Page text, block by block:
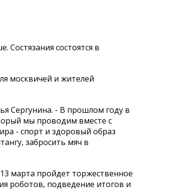
состоятся в
москвичей и жителей
Сергунина. - В прошлом году в
мы проводим вместе с
- спорт и здоровый образ
забросить мяч в
марта пройдет торжественное
роботов, подведение итогов и